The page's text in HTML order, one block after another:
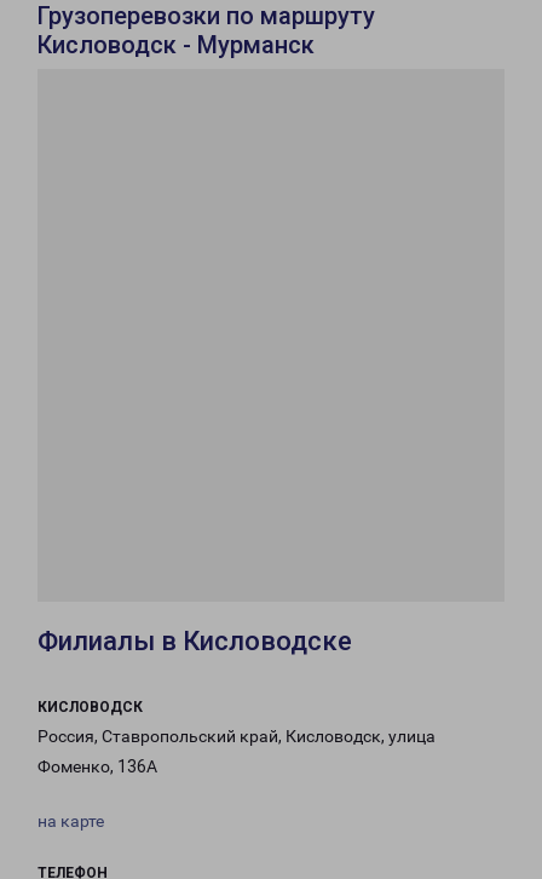
Грузоперевозки по маршруту
Кисловодск - Мурманск
Филиалы в Кисловодске
КИСЛОВОДСК
Россия, Ставропольский край, Кисловодск, улица
Фоменко, 136А
на карте
ТЕЛЕФОН